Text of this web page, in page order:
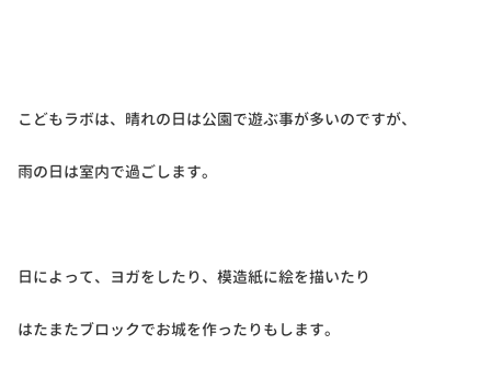
こどもラボは、晴れの日は公園で遊ぶ事が多いのですが、
雨の日は室内で過ごします。
日によって、ヨガをしたり、模造紙に絵を描いたり
はたまたブロックでお城を作ったりもします。